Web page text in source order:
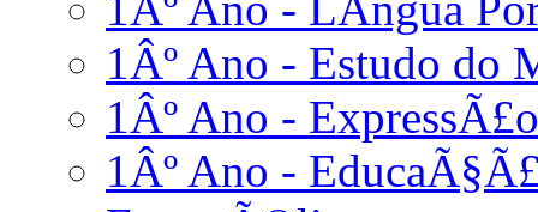
1Âº Ano - Estudo do
1Âº Ano -
1Âº Ano -